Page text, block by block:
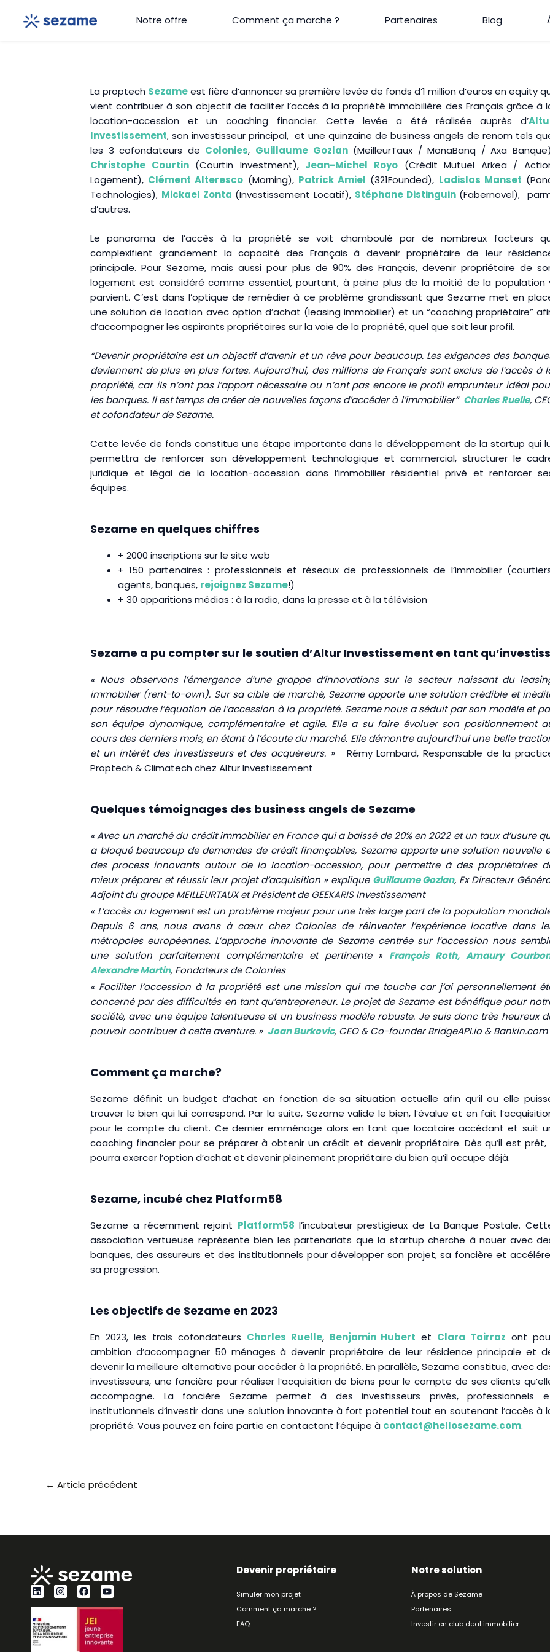
Notre offre Comment ça marche ? Partenaires Blog
La proptech Sezameest fière d’annoncer sa première levée de fonds d’1 million d’euros en equity
vient contribuer à son objectif de faciliter l’accès à la propriété immobilière des Français grâce à
location-accession et un coaching financier. Cette levée a été réalisée auprès d’
Investissement, son investisseur principal, et une quinzaine de business angels de renom tels
les 3 cofondateurs de Colonies, Guillaume Gozlan(MeilleurTaux / MonaBanq / Axa
Christophe Courtin(Courtin Investment), Jean-Michel Royo (Crédit Mutuel Arkea /
Logement), Clément Alteresco (Morning), Patrick Amiel (321Founded), Ladislas Manset
Technologies), Mickael Zonta (Investissement Locatif), Stéphane Distinguin(Fabernovel),
d’autres.
Le panorama de l’accès à la propriété se voit chamboulé par de nombreux facteurs
complexifient grandement la capacité des Français à devenir propriétaire de leur
principale. Pour Sezame, mais aussi pour plus de 90% des Français, devenir propriétaire de
logement est considéré comme essentiel, pourtant, à peine plus de la moitié de la population
parvient. C’est dans l’optique de remédier à ce problème grandissant que Sezame met en
une solution de location avec option d’achat (leasing immobilier) et un “coaching propriétaire”
d’accompagner les aspirants propriétaires sur la voie de la propriété, quel que soit leur profil.
“Devenir propriétaire est un objectif d’avenir et un rêve pour beaucoup. Les exigences des
deviennent de plus en plus fortes. Aujourd’hui, des millions de Français sont exclus de l’accès à
propriété, car ils n’ont pas l’apport nécessaire ou n’ont pas encore le profil emprunteur idéal
les banques. Il est temps de créer de nouvelles façons d’accéder à l’immobilier” Charles Ruelle,
et cofondateur de Sezame.
Cette levée de fonds constitue une étape importante dans le développement de la startup qui
permettra de renforcer son développement technologique et commercial, structurer le
juridique et légal de la location-accession dans l’immobilier résidentiel privé et renforcer
équipes.
Sezame en quelques chiffres
+ 2000 inscriptions sur le site web
+ 150 partenaires : professionnels et réseaux de professionnels de l’immobilier
agents, banques, rejoignez Sezame!)
+ 30 apparitions médias : à la radio, dans la presse et à la télévision
Sezame a pu compter sur le soutien d’Altur Investissement en tant
« Nous observons l’émergence d’une grappe d’innovations sur le secteur naissant du
immobilier (rent-to-own). Sur sa cible de marché, Sezame apporte une solution crédible et
pour résoudre l’équation de l’accession à la propriété. Sezame nous a séduit par son modèle et
son équipe dynamique, complémentaire et agile. Elle a su faire évoluer son positionnement
cours des derniers mois, en étant à l’écoute du marché. Elle démontre aujourd’hui une belle
et un intérêt des investisseurs et des acquéreurs. » Rémy Lombard, Responsable de la
Proptech & Climatech chez Altur Investissement
Quelques témoignages des business angels de Sezame
« Avec un marché du crédit immobilier en France qui a baissé de 20% en 2022 et un taux d’usure
a bloqué beaucoup de demandes de crédit finançables, Sezame apporte une solution nouvelle
des process innovants autour de la location-accession, pour permettre à des propriétaires
mieux préparer et réussir leur projet d’acquisition » explique Guillaume Gozlan, Ex Directeur
Adjoint du groupe MEILLEURTAUX et Président de GEEKARIS Investissement
« L’accès au logement est un problème majeur pour une très large part de la population
Depuis 6 ans, nous avons à cœur chez Colonies de réinventer l’expérience locative dans
métropoles européennes. L’approche innovante de Sezame centrée sur l’accession nous
une solution parfaitement complémentaire et pertinente » François Roth,Amaury
Alexandre Martin, Fondateurs de Colonies
« Faciliter l’accession à la propriété est une mission qui me touche car j’ai personnellement
concerné par des difficultés en tant qu’entrepreneur. Le projet de Sezame est bénéfique pour
société, avec une équipe talentueuse et un business modèle robuste. Je suis donc très heureux
pouvoir contribuer à cette aventure. » Joan Burkovic, CEO & Co-founder BridgeAPI.io & Bankin.com
Comment ça marche?
Sezame définit un budget d’achat en fonction de sa situation actuelle afin qu’il ou elle
trouver le bien qui lui correspond. Par la suite, Sezame valide le bien, l’évalue et en fait
pour le compte du client. Ce dernier emménage alors en tant que locataire accédant et suit
coaching financier pour se préparer à obtenir un crédit et devenir propriétaire. Dès qu’il est prêt,
pourra exercer l’option d’achat et devenir pleinement propriétaire du bien qu’il occupe déjà.
Sezame, incubé chez Platform58
Sezame a récemment rejoint Platform58l’incubateur prestigieux de La Banque Postale.
association vertueuse représente bien les partenariats que la startup cherche à nouer avec
banques, des assureurs et des institutionnels pour développer son projet, sa foncière et
sa progression.
Les objectifs de Sezame en 2023
En 2023, les trois cofondateurs Charles Ruelle, Benjamin Hubert et Clara Tairraz ont
ambition d’accompagner 50 ménages à devenir propriétaire de leur résidence principale et
devenir la meilleure alternative pour accéder à la propriété. En parallèle, Sezame constitue, avec
investisseurs, une foncière pour réaliser l’acquisition de biens pour le compte de ses clients
accompagne. La foncière Sezame permet à des investisseurs privés, professionnels
institutionnels d’investir dans une solution innovante à fort potentiel tout en soutenant l’accès à
propriété. Vous pouvez en faire partie en contactant l’équipe à contact@hellosezame.com.
← Article précédent
L
i
n
k
e
d
i
I
n
s
a
g
F
a
c
e
b
o
o
Y
o
u
b
e
Devenir propriétaire
Simuler mon projet
Comment ça marche ?
FAQ
Notre solution
À propos de Sezame
Partenaires
Investir en club deal immobilier